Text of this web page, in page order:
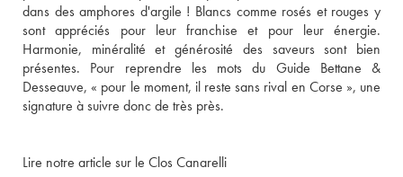
dans des amphores d'argile ! Blancs comme rosés et rouges y
sont appréciés pour leur franchise et pour leur énergie.
Harmonie, minéralité et générosité des saveurs sont bien
présentes. Pour reprendre les mots du Guide Bettane &
Desseauve, « pour le moment, il reste sans rival en Corse », une
signature à suivre donc de très près.
Lire notre article sur le Clos Canarelli